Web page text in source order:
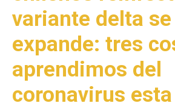
variante delta se
expande: tres
aprendimos del
coronavirus